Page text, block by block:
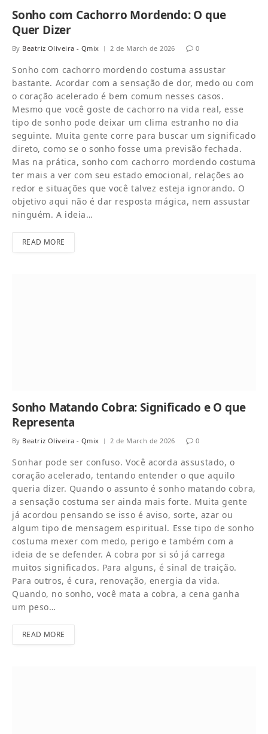
Sonho com Cachorro Mordendo: O que
Quer Dizer
By Beatriz Oliveira - Qmix 2 de March de 2026 0
Sonho com cachorro mordendo costuma assustar
bastante. Acordar com a sensação de dor, medo ou com
o coração acelerado é bem comum nesses casos.
Mesmo que você goste de cachorro na vida real, esse
tipo de sonho pode deixar um clima estranho no dia
seguinte. Muita gente corre para buscar um significado
direto, como se o sonho fosse uma previsão fechada.
Mas na prática, sonho com cachorro mordendo costuma
ter mais a ver com seu estado emocional, relações ao
redor e situações que você talvez esteja ignorando. O
objetivo aqui não é dar resposta mágica, nem assustar
ninguém. A ideia…
READ MORE
Sonho Matando Cobra: Significado e O que
Representa
By Beatriz Oliveira - Qmix 2 de March de 2026 0
Sonhar pode ser confuso. Você acorda assustado, o
coração acelerado, tentando entender o que aquilo
queria dizer. Quando o assunto é sonho matando cobra,
a sensação costuma ser ainda mais forte. Muita gente
já acordou pensando se isso é aviso, sorte, azar ou
algum tipo de mensagem espiritual. Esse tipo de sonho
costuma mexer com medo, perigo e também com a
ideia de se defender. A cobra por si só já carrega
muitos significados. Para alguns, é sinal de traição.
Para outros, é cura, renovação, energia da vida.
Quando, no sonho, você mata a cobra, a cena ganha
um peso…
READ MORE